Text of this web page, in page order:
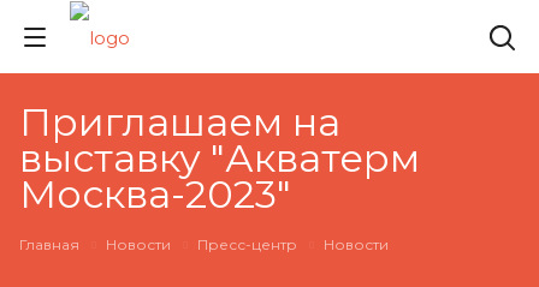
Приглашаем на
выставку "Акватерм
Москва-2023"
Главная Новости Пресс-центр Новости